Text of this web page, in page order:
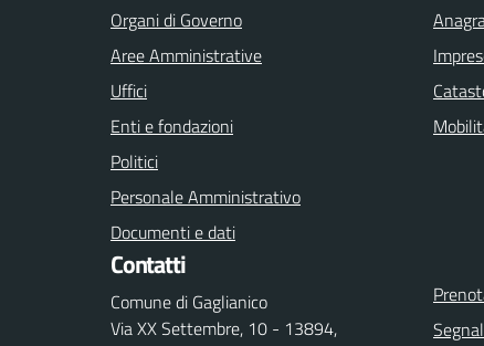
Organi di Governo
Aree Amministrative
Uffici
Enti e fondazioni
Politici
Personale Amministrativo
Documenti e dati
Contatti
Comune di Gaglianico
Via XX Settembre, 10 - 13894,